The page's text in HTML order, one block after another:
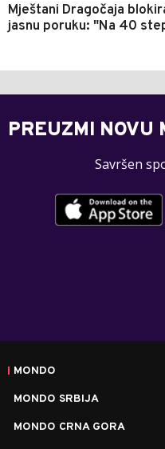
Mještani Dragočaja
jasnu poruku: "Na 40
PREUZMI NOVU
Savršen
MONDO
MONDO SRBIJA
MONDO CRNA GORA